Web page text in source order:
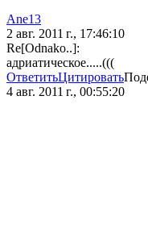
Ane13
2 авг. 2011 г., 17:46:10
Re[Odnako..]:
адриатическое.....(((
ОтветитьЦитировать
4 авг. 2011 г., 00:55:20